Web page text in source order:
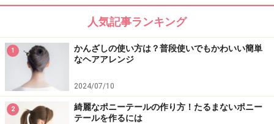
人気記事ランキング
1
かんざしの使い方は？普段使いでもかわいい簡単
なヘアアレンジ
2024/07/10
2
綺麗なポニーテールの作り方！たるまないポニー
テールを作るには